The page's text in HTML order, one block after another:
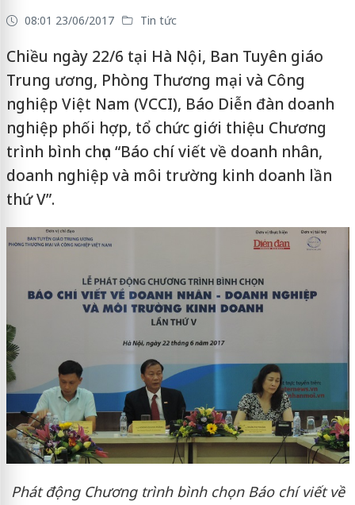
08:01 23/06/2017 Tin tức
Chiều ngày 22/6 tại Hà Nội, Ban Tuyên giáo
Trung ương, Phòng Thương mại và Công
nghiệp Việt Nam (VCCI), Báo Diễn đàn doanh
nghiệp phối hợp, tổ chức giới thiệu Chương
trình bình chọn “Báo chí viết về doanh nhân,
doanh nghiệp và môi trường kinh doanh lần
thứ V”.
Phát động Chương trình bình chọn Báo chí viết về